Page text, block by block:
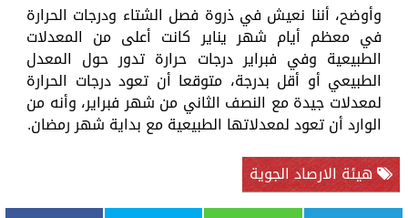
وأوضح، أننا نعيش في ذروة فصل الشتاء ودرجات الحرارة
في معظم أيام شهر يناير كانت أعلى من المعدلات
الطبيعية وفي فبراير درجات حرارة تدور حول المعدل
الطبيعي أو أقل بدرجة، متوقعا أن تعود درجات الحرارة
لمعدلات جيدة مع النصف الثاني من شهر فبراير، وأنه من
الوارد أن تعود لمعدلاتها الطبيعية مع بداية شهر رمضان.
هيئة الارصاد الجوية